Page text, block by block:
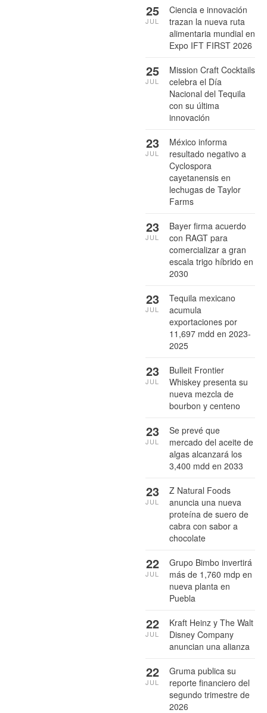
Ciencia e innovación
trazan la nueva ruta
alimentaria mundial en
Expo IFT FIRST 2026
25
JUL
Mission Craft Cocktails
celebra el Día
Nacional del Tequila
con su última
innovación
25
JUL
México informa
resultado negativo a
Cyclospora
cayetanensis en
lechugas de Taylor
Farms
23
JUL
Bayer firma acuerdo
con RAGT para
comercializar a gran
escala trigo híbrido en
2030
23
JUL
Tequila mexicano
acumula
exportaciones por
11,697 mdd en 2023-
2025
23
JUL
Bulleit Frontier
Whiskey presenta su
nueva mezcla de
bourbon y centeno
23
JUL
Se prevé que
mercado del aceite de
algas alcanzará los
3,400 mdd en 2033
23
JUL
Z Natural Foods
anuncia una nueva
proteína de suero de
cabra con sabor a
chocolate
23
JUL
Grupo Bimbo invertirá
más de 1,760 mdp en
nueva planta en
Puebla
22
JUL
Kraft Heinz y The Walt
Disney Company
anuncian una alianza
22
JUL
Gruma publica su
reporte financiero del
segundo trimestre de
2026
22
JUL